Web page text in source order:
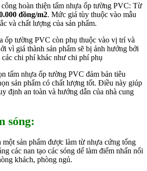
hoàn thiện tấm nhựa ốp tường PVC: Từ
đồng/m2. Mức giá tùy thuộc vào mẫu
và chất lượng của sản phẩm.
ốp tường PVC còn phụ thuộc vào vị trí và
vì giá thành sản phẩm sẽ bị ảnh hưởng bởi
chi phí khác như chi phí phụ
tấm nhựa ốp tường PVC đảm bản tiêu
sản phẩm có chất lượng tốt. Điều này giúp
định an toàn và hướng dẫn của nhà cung
sóng:
một sản phẩm được làm từ nhựa cứng tổng
các nan tạo các sóng dể làm điểm nhấn nổi
khách, phòng ngủ.